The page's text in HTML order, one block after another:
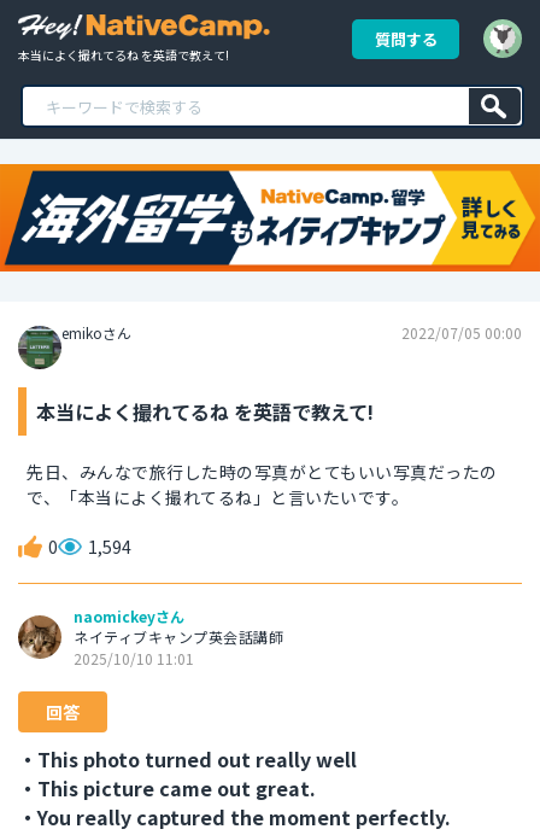
本当によく撮れてるね を英語で教えて!
質問する
emikoさん 2022/07/05 00:00
本当によく撮れてるね を英語で教えて!
先日、みんなで旅行した時の写真がとてもいい写真だったの
で、「本当によく撮れてるね」と言いたいです。
0 1,594
naomickeyさん
ネイティブキャンプ英会話講師
2025/10/10 11:01
回答
・This photo turned out really well
・This picture came out great.
・You really captured the moment perfectly.